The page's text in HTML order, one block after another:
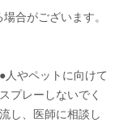
合がございます。
人やペットに向けて
プレーしないでく
し、医師に相談し